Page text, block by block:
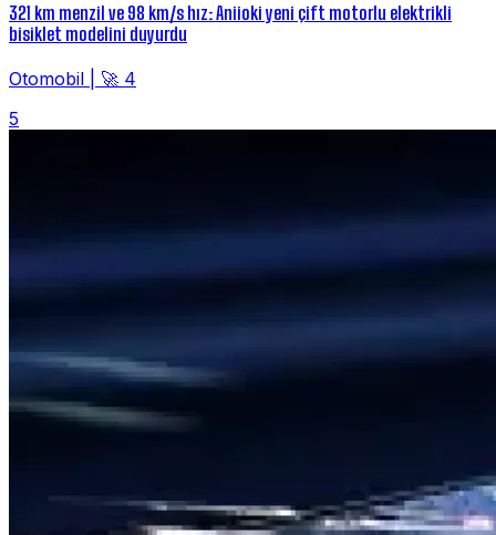
321 km menzil ve 98 km/s hız: Aniioki yeni çift motorlu elektrikli
bisiklet modelini duyurdu
Otomobil
🚀 4
5